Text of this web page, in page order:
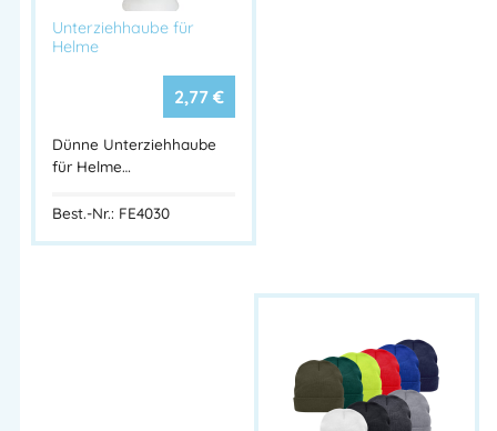
Unterziehhaube für
Helme
2,77 €
Dünne Unterziehhaube
für Helme…
Best.-Nr.: FE4030